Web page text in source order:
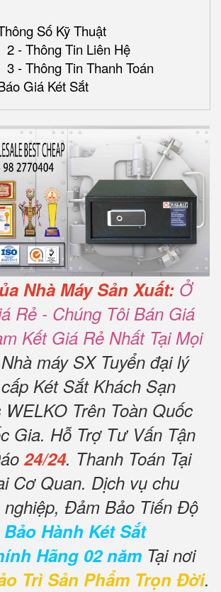
Số Kỹ Thuật
2 - Thông Tin Liên Hệ
3 - Thông Tin Thanh Toán
Giá Két Sắt
Nhà Máy Sản Xuất: Ở
Rẻ - Chúng Tôi Bán Giá
Kết Giá Rẻ Nhất Tại Mọi
máy SX Tuyển đại lý
Két Sắt Khách Sạn
Trên Toàn Quốc
Gia. Hỗ Trợ Tư Vấn Tận
24/24. Thanh Toán Tại
Cơ Quan. Dịch vụ chu
nghiệp, Đảm Bảo Tiến Độ
Bảo Hành Két Sắt
Hãng 02 năm Tại nơi
Trì Sản Phẩm Trọn Đời.